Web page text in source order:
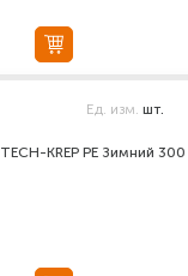
KREP PE Зимний
Ед. изм. шт.